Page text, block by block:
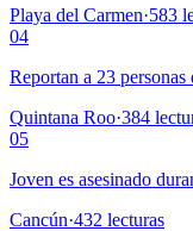
Playa del Carmen·583
04
Reportan a 23
Quintana Roo·384
05
Joven es asesinado
Cancún·432 lecturas